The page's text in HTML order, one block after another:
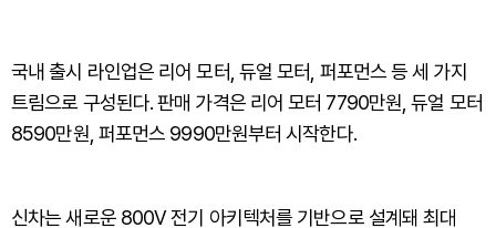
국내 출시 라인업은 리어 모터, 듀얼 모터, 퍼포먼스 등 세 가지
트림으로 구성된다. 판매 가격은 리어 모터 7790만원, 듀얼 모터
8590만원, 퍼포먼스 9990만원부터 시작한다.
신차는 새로운 800V 전기 아키텍처를 기반으로 설계돼 최대